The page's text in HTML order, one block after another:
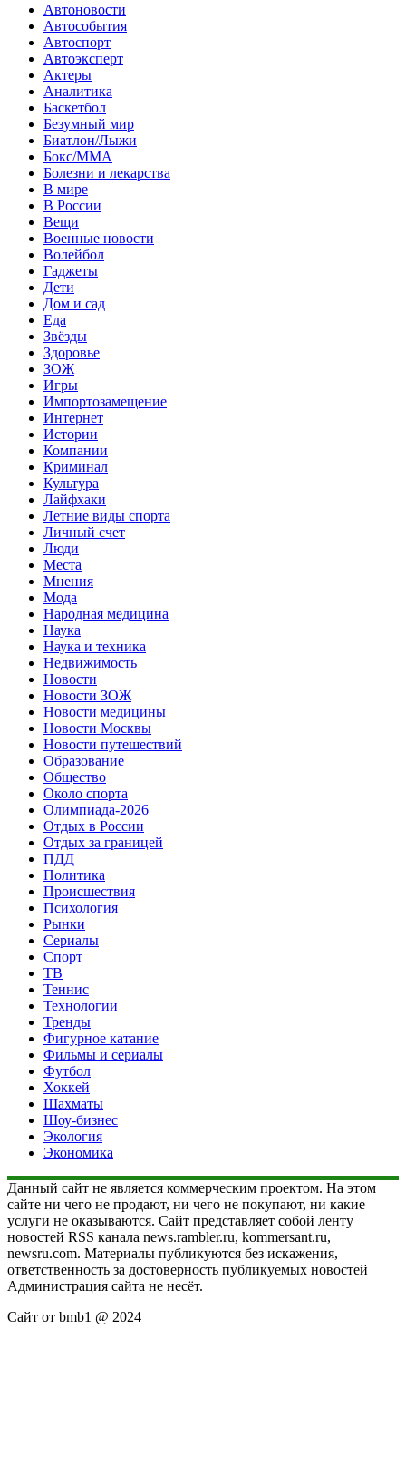
Автоновости
Автособытия
Автоспорт
Автоэксперт
Актеры
Аналитика
Баскетбол
Безумный мир
Биатлон/Лыжи
Бокс/MMA
Болезни и лекарства
В мире
В России
Вещи
Военные новости
Волейбол
Гаджеты
Дети
Дом и сад
Еда
Звёзды
Здоровье
ЗОЖ
Игры
Импортозамещение
Интернет
Истории
Компании
Криминал
Культура
Лайфхаки
Летние виды спорта
Личный счет
Люди
Места
Мнения
Мода
Народная медицина
Наука
Наука и техника
Недвижимость
Новости
Новости ЗОЖ
Новости медицины
Новости Москвы
Новости путешествий
Образование
Общество
Около спорта
Олимпиада-2026
Отдых в России
Отдых за границей
ПДД
Политика
Происшествия
Психология
Рынки
Сериалы
Спорт
ТВ
Теннис
Технологии
Тренды
Фигурное катание
Фильмы и сериалы
Футбол
Хоккей
Шахматы
Шоу-бизнес
Экология
Экономика
Данный сайт не является коммерческим проектом. На этом
сайте ни чего не продают, ни чего не покупают, ни какие
услуги не оказываются. Сайт представляет собой ленту
новостей RSS канала news.rambler.ru, kommersant.ru,
newsru.com. Материалы публикуются без искажения,
ответственность за достоверность публикуемых новостей
Администрация сайта не несёт.
Сайт от bmb1 @ 2024